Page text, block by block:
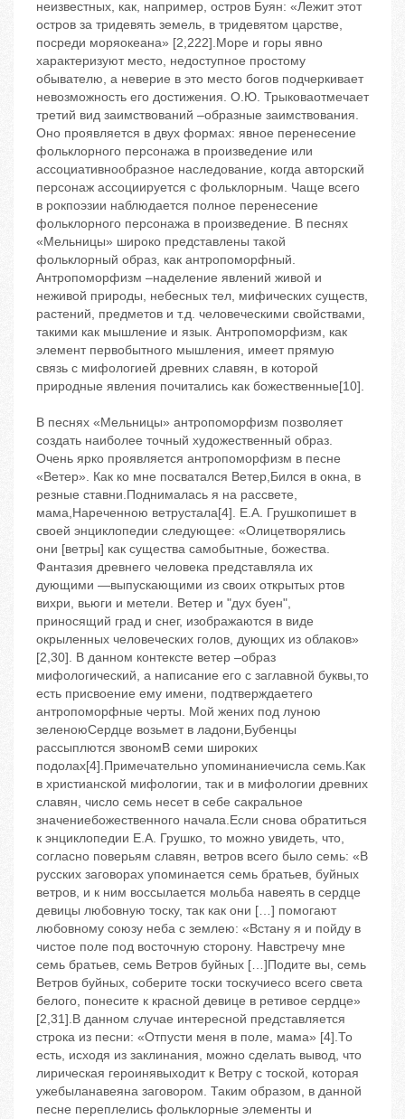
неизвестных, как, например, остров Буян: «Лежит этот
остров за тридевять земель, в тридевятом царстве,
посреди моряокеана» [2,222].Море и горы явно
характеризуют место, недоступное простому
обывателю, а неверие в это место богов подчеркивает
невозможность его достижения. О.Ю. Трыковаотмечает
третий вид заимствований –образные заимствования.
Оно проявляется в двух формах: явное перенесение
фольклорного персонажа в произведение или
ассоциативнообразное наследование, когда авторский
персонаж ассоциируется с фольклорным. Чаще всего
в рокпоэзии наблюдается полное перенесение
фольклорного персонажа в произведение. В песнях
«Мельницы» широко представлены такой
фольклорный образ, как антропоморфный.
Антропоморфизм –наделение явлений живой и
неживой природы, небесных тел, мифических существ,
растений, предметов и т.д. человеческими свойствами,
такими как мышление и язык. Антропоморфизм, как
элемент первобытного мышления, имеет прямую
связь с мифологией древних славян, в которой
природные явления почитались как божественные[10].
В песнях «Мельницы» антропоморфизм позволяет
создать наиболее точный художественный образ.
Очень ярко проявляется антропоморфизм в песне
«Ветер». Как ко мне посватался Ветер,Бился в окна, в
резные ставни.Поднималась я на рассвете,
мама,Нареченною ветрустала[4]. Е.А. Грушкопишет в
своей энциклопедии следующее: «Олицетворялись
они [ветры] как существа самобытные, божества.
Фантазия древнего человека представляла их
дующими —выпускающими из своих открытых ртов
вихри, вьюги и метели. Ветер и "дух буен",
приносящий град и снег, изображаются в виде
окрыленных человеческих голов, дующих из облаков»
[2,30]. В данном контексте ветер –образ
мифологический, а написание его с заглавной буквы,то
есть присвоение ему имени, подтверждаетего
антропоморфные черты. Мой жених под луною
зеленоюСердце возьмет в ладони,Бубенцы
рассыплются звономВ семи широких
подолах[4].Примечательно упоминаниечисла семь.Как
в христианской мифологии, так и в мифологии древних
славян, число семь несет в себе сакральное
значениебожественного начала.Если снова обратиться
к энциклопедии Е.А. Грушко, то можно увидеть, что,
согласно поверьям славян, ветров всего было семь: «В
русских заговорах упоминается семь братьев, буйных
ветров, и к ним воссылается мольба навеять в сердце
девицы любовную тоску, так как они […] помогают
любовному союзу неба с землею: «Встану я и пойду в
чистое поле под восточную сторону. Навстречу мне
семь братьев, семь Ветров буйных […]Подите вы, семь
Ветров буйных, соберите тоски тоскучиесо всего света
белого, понесите к красной девице в ретивое сердце»
[2,31].В данном случае интересной представляется
строка из песни: «Отпусти меня в поле, мама» [4].То
есть, исходя из заклинания, можно сделать вывод, что
лирическая героинявыходит к Ветру с тоской, которая
ужебыланавеяна заговором. Таким образом, в данной
песне переплелись фольклорные элементы и